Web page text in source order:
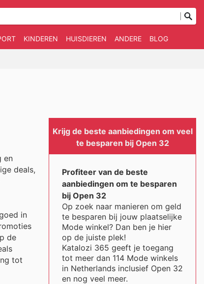
KINDEREN HUISDIEREN ANDERE BLOG
en
deals,
in
de
tot
Krijg de beste aanbiedingen om veel
te besparen bij Open 32
Profiteer van de beste
aanbiedingen om te besparen
bij Open 32
Op zoek naar manieren om geld
te besparen bij jouw plaatselijke
Mode winkel? Dan ben je hier
op de juiste plek!
Katalozi 365 geeft je toegang
tot meer dan 114 Mode winkels
in Netherlands inclusief Open 32
en nog veel meer.